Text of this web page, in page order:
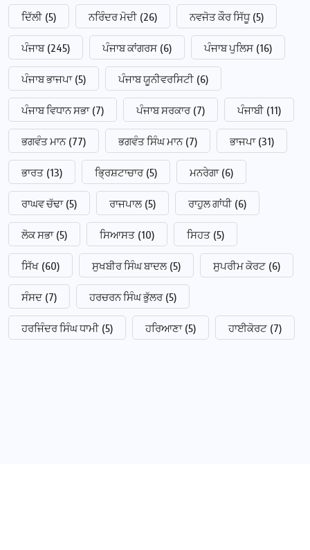
ਦਿੱਲੀ (5) ਨਰਿੰਦਰ ਮੋਦੀ (26) ਨਵਜੋਤ ਕੌਰ ਸਿੱਧੂ (5)
ਪੰਜਾਬ (245) ਪੰਜਾਬ ਕਾਂਗਰਸ (6) ਪੰਜਾਬ ਪੁਲਿਸ (16)
ਪੰਜਾਬ ਭਾਜਪਾ (5) ਪੰਜਾਬ ਯੂਨੀਵਰਸਿਟੀ (6)
ਪੰਜਾਬ ਵਿਧਾਨ ਸਭਾ (7) ਪੰਜਾਬ ਸਰਕਾਰ (7) ਪੰਜਾਬੀ (11)
ਭਗਵੰਤ ਮਾਨ (77) ਭਗਵੰਤ ਸਿੰਘ ਮਾਨ (7) ਭਾਜਪਾ (31)
ਭਾਰਤ (13) ਭ੍ਰਿਸ਼ਟਾਚਾਰ (5) ਮਨਰੇਗਾ (6)
ਰਾਘਵ ਚੱਢਾ (5) ਰਾਜਪਾਲ (5) ਰਾਹੁਲ ਗਾਂਧੀ (6)
ਲੋਕ ਸਭਾ (5) ਸਿਆਸਤ (10) ਸਿਹਤ (5)
ਸਿੱਖ (60) ਸੁਖਬੀਰ ਸਿੰਘ ਬਾਦਲ (5) ਸੁਪਰੀਮ ਕੋਰਟ (6)
ਸੰਸਦ (7) ਹਰਚਰਨ ਸਿੰਘ ਭੁੱਲਰ (5)
ਹਰਜਿੰਦਰ ਸਿੰਘ ਧਾਮੀ (5) ਹਰਿਆਣਾ (5) ਹਾਈਕੋਰਟ (7)